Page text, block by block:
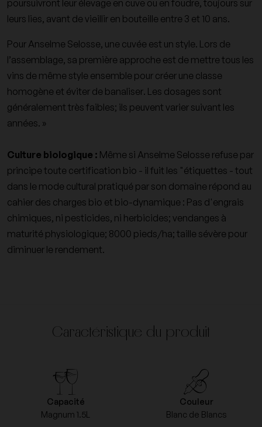
poursuivront leur élevage en cuve ou en foudre, toujours sur
leurs lies, avant de vieillir en bouteille entre 3 et 10 ans.
Pour Anselme Selosse, une cuvée est un style. Lors de
l’assemblage, sa première approche est de mettre tous les
vins de même style ensemble pour créer une classe
homogène et éviter de banaliser. Les dosages sont
généralement très faibles; ils peuvent varier suivant les
années. »
Culture biologique : Même si Anselme Selosse refuse par
principe toute certification bio - il fuit les "étiquettes - tout
dans le mode cultural pratiqué par son domaine répond au
cahier des charges bio et bio-dynamique : Pas d'engrais
chimiques, ni pesticides, ni herbicides; vendanges à
maturité physiologique; 8000 pieds/ha; taille sévère pour
diminuer le rendement.
Caractéristique du produit
Capacité
Magnum 1.5L
Couleur
Blanc de Blancs